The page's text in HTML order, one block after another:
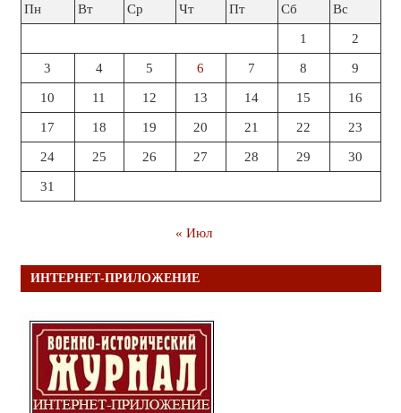
Пн
Вт Ср Чт Пт Сб Вс
1 2
3 4 5 6 7 8 9
10 11 12 13 14 15 16
17 18 19 20 21 22 23
24 25 26 27 28 29 30
31
« Июл
ИНТЕРНЕТ-ПРИЛОЖЕНИЕ